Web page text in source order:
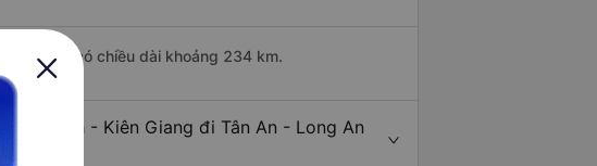
Giang có chiều dài khoảng 234 km.
An Minh - Kiên Giang đi Tân An - Long An